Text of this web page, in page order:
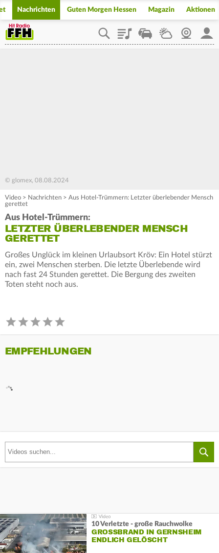
Nachrichten Guten Morgen Hessen Magazin Aktionen
PlaylistStaupilotWetterWebcam
© glomex, 08.08.2024
Video > Nachrichten > Aus Hotel-Trümmern: Letzter überlebender Mensch
gerettet
Aus Hotel-Trümmern:
LETZTER ÜBERLEBENDER MENSCH
GERETTET
Großes Unglück im kleinen Urlaubsort Kröv: Ein Hotel stürzt
ein, zwei Menschen sterben. Die letzte Überlebende wird
nach fast 24 Stunden gerettet. Die Bergung des zweiten
Toten steht noch aus.
EMPFEHLUNGEN
10 Verletzte - große Rauchwolke
GROSSBRAND IN GERNSHEIM E
NDLICH GELÖSCHT